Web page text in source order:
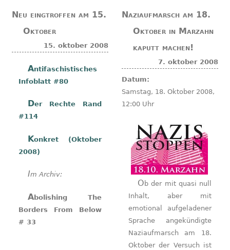
Neu eingtroffen am 15.
Oktober
15. oktober 2008
Antifaschistisches
Infoblatt #80
Der Rechte Rand
#114
Konkret (Oktober
2008)
Im Archiv:
Abolishing The
Borders From Below
# 33
Naziaufmarsch am 18.
Oktober in Marzahn
kaputt machen!
7. oktober 2008
Datum:
Samstag, 18. Oktober 2008,
12:00 Uhr
Ob der mit quasi null
Inhalt, aber mit
emotional aufgeladener
Sprache angekündigte
Naziaufmarsch am 18.
Oktober der Versuch ist